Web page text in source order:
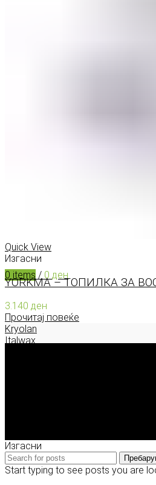
0 items / 0 ден
Quick View
Изгасни
YORKMA – ТОПИЛКА ЗА
3.140 ден
Прочитај повеќе
Kryolan
Italwax
Изгасни
Start typing to see posts you are